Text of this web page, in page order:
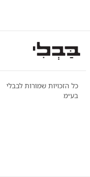
כל הזכויות שמורות לבבלי
בע״מ